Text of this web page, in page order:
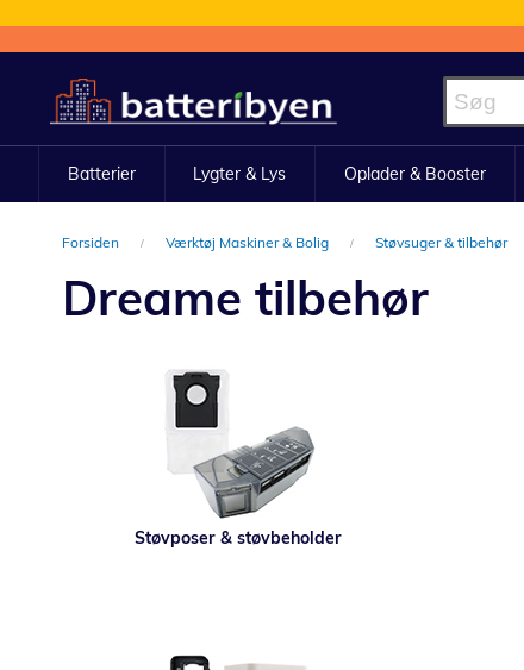
to
Content
Batterier Lygter & Lys Oplader & Booster
Forsiden Værktøj Maskiner & Bolig Støvsuger & tilbehør
Dreame tilbehør
Støvposer & støvbeholder